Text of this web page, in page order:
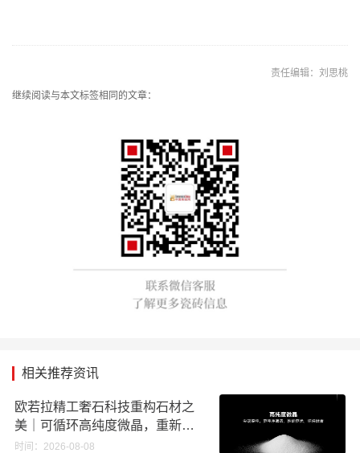
责任编辑：刘思桃
继续阅读与本文标签相同的文章：
相关推荐资讯
欧若拉精工奢石科技重构石材之
美｜可循环高纯度微晶，重新定
义高端奢石原料
时间：2026-08-08